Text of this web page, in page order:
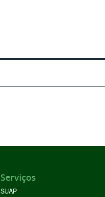
Serviços
SUAP